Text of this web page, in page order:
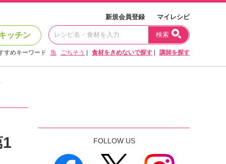
新規会員登録 マイレシピ
ッチン 検索
すめキーワード 魚 ごちそう 食材をきめないで探す 講師を探す
FOLLOW US